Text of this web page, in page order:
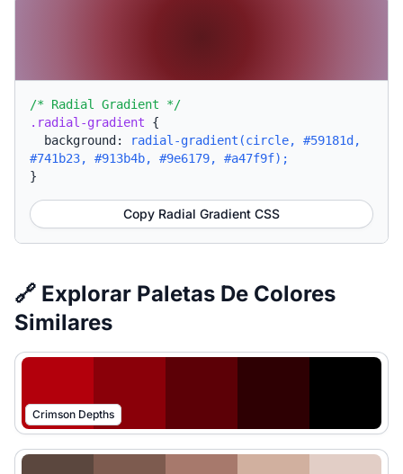
/* Radial Gradient */
.radial-gradient {
background:
radial-gradient(circle, #59181d,
#741b23, #913b4b, #9e6179, #a47f9f);
}
Copy Radial Gradient CSS
🔗 Explorar Paletas De Colores
Similares
Crimson Depths